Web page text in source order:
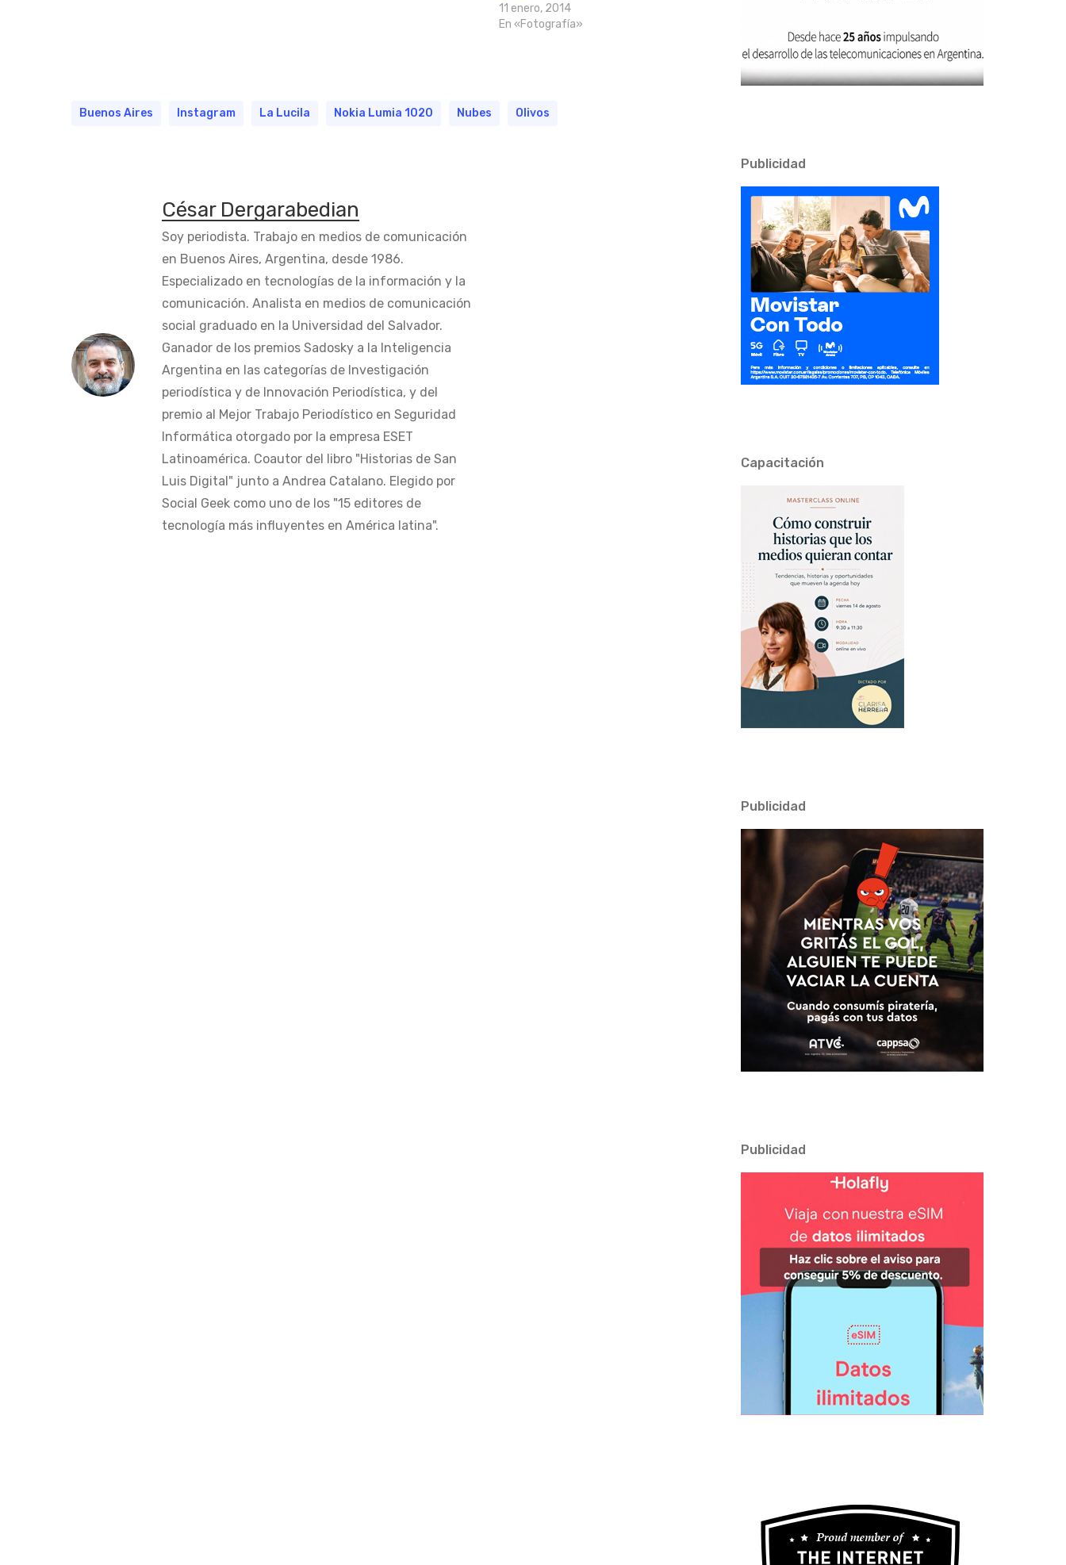
11 enero, 2014
En «Fotografía»
Buenos Aires Instagram La Lucila Nokia Lumia 1020 Nubes Olivos
César Dergarabedian
Soy periodista. Trabajo en medios de comunicación
en Buenos Aires, Argentina, desde 1986.
Especializado en tecnologías de la información y la
comunicación. Analista en medios de comunicación
social graduado en la Universidad del Salvador.
Ganador de los premios Sadosky a la Inteligencia
Argentina en las categorías de Investigación
periodística y de Innovación Periodística, y del
premio al Mejor Trabajo Periodístico en Seguridad
Informática otorgado por la empresa ESET
Latinoamérica. Coautor del libro "Historias de San
Luis Digital" junto a Andrea Catalano. Elegido por
Social Geek como uno de los "15 editores de
tecnología más influyentes en América latina".
Publicidad
Capacitación
Publicidad
Publicidad